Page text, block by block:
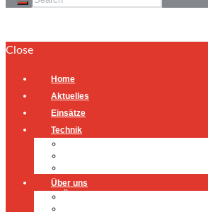
Close
Home
Aktuelles
Einsätze
Technik
Über uns